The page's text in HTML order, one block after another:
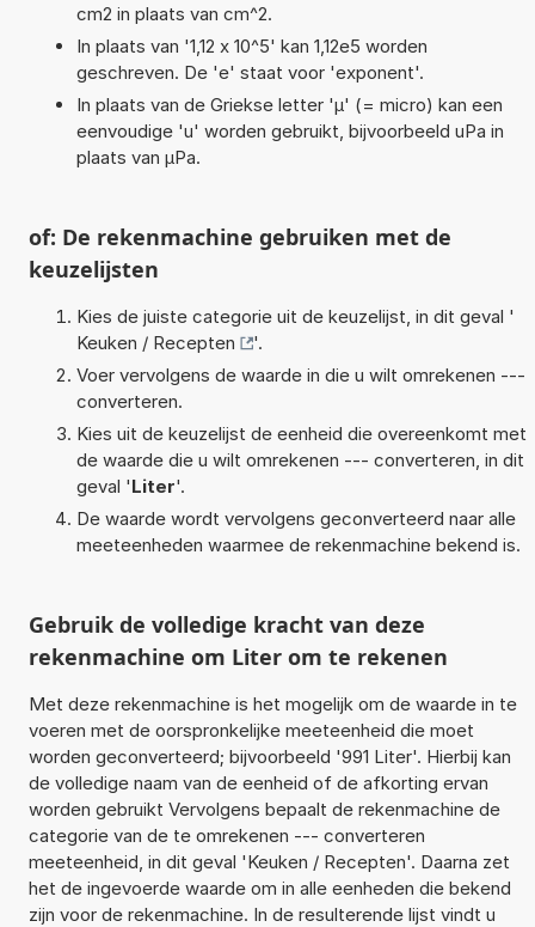
cm2 in plaats van cm^2.
In plaats van '1,12 x 10^5' kan 1,12e5 worden
geschreven. De 'e' staat voor 'exponent'.
In plaats van de Griekse letter 'µ' (= micro) kan een
eenvoudige 'u' worden gebruikt, bijvoorbeeld uPa in
plaats van µPa.
of: De rekenmachine gebruiken met de
keuzelijsten
Kies de juiste categorie uit de keuzelijst, in dit geval '
Keuken / Recepten
'.
Voer vervolgens de waarde in die u wilt omrekenen ---
converteren.
Kies uit de keuzelijst de eenheid die overeenkomt met
de waarde die u wilt omrekenen --- converteren, in dit
geval 'Liter'.
De waarde wordt vervolgens geconverteerd naar alle
meeteenheden waarmee de rekenmachine bekend is.
Gebruik de volledige kracht van deze
rekenmachine om Liter om te rekenen
Met deze rekenmachine is het mogelijk om de waarde in te
voeren met de oorspronkelijke meeteenheid die moet
worden geconverteerd; bijvoorbeeld '991 Liter'. Hierbij kan
de volledige naam van de eenheid of de afkorting ervan
worden gebruikt Vervolgens bepaalt de rekenmachine de
categorie van de te omrekenen --- converteren
meeteenheid, in dit geval 'Keuken / Recepten'. Daarna zet
het de ingevoerde waarde om in alle eenheden die bekend
zijn voor de rekenmachine. In de resulterende lijst vindt u